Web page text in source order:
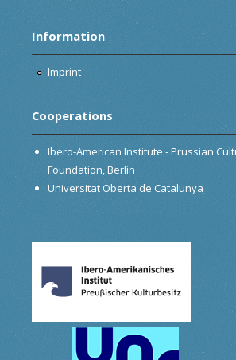
Information
Imprint
Cooperations
Ibero-American Institute - Prussian
Foundation, Berlin
Universitat Oberta de Catalunya